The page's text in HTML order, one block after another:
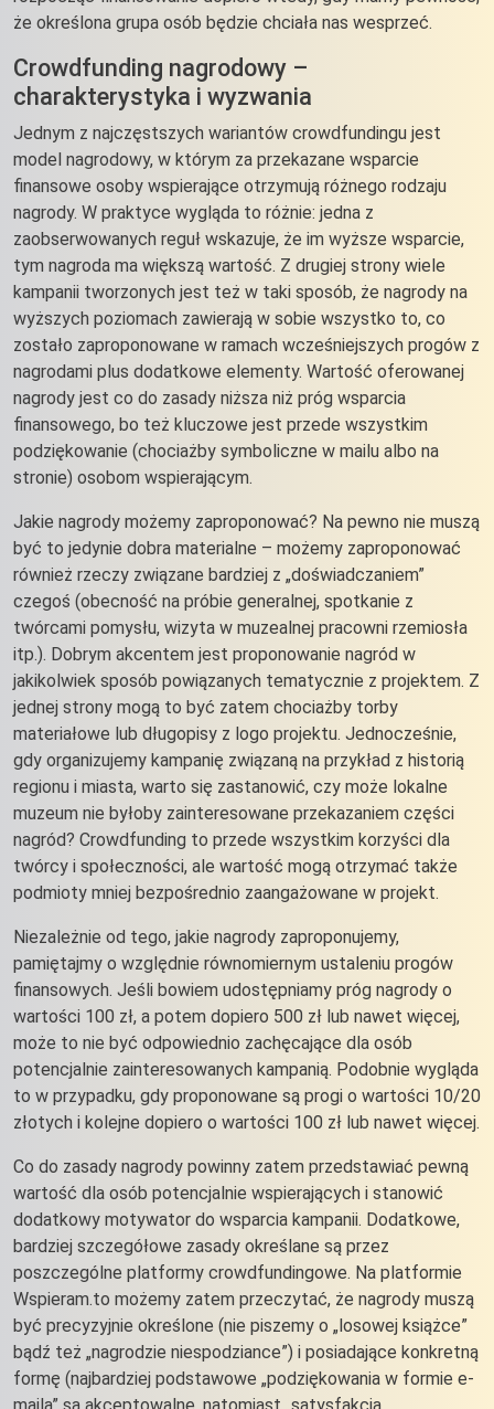
że określona grupa osób będzie chciała nas wesprzeć.
Crowdfunding nagrodowy –
charakterystyka i wyzwania
Jednym z najczęstszych wariantów crowdfundingu jest
model nagrodowy, w którym za przekazane wsparcie
finansowe osoby wspierające otrzymują różnego rodzaju
nagrody. W praktyce wygląda to różnie: jedna z
zaobserwowanych reguł wskazuje, że im wyższe wsparcie,
tym nagroda ma większą wartość. Z drugiej strony wiele
kampanii tworzonych jest też w taki sposób, że nagrody na
wyższych poziomach zawierają w sobie wszystko to, co
zostało zaproponowane w ramach wcześniejszych progów z
nagrodami plus dodatkowe elementy. Wartość oferowanej
nagrody jest co do zasady niższa niż próg wsparcia
finansowego, bo też kluczowe jest przede wszystkim
podziękowanie (chociażby symboliczne w mailu albo na
stronie) osobom wspierającym.
Jakie nagrody możemy zaproponować? Na pewno nie muszą
być to jedynie dobra materialne – możemy zaproponować
również rzeczy związane bardziej z „doświadczaniem”
czegoś (obecność na próbie generalnej, spotkanie z
twórcami pomysłu, wizyta w muzealnej pracowni rzemiosła
itp.). Dobrym akcentem jest proponowanie nagród w
jakikolwiek sposób powiązanych tematycznie z projektem. Z
jednej strony mogą to być zatem chociażby torby
materiałowe lub długopisy z logo projektu. Jednocześnie,
gdy organizujemy kampanię związaną na przykład z historią
regionu i miasta, warto się zastanowić, czy może lokalne
muzeum nie byłoby zainteresowane przekazaniem części
nagród? Crowdfunding to przede wszystkim korzyści dla
twórcy i społeczności, ale wartość mogą otrzymać także
podmioty mniej bezpośrednio zaangażowane w projekt.
Niezależnie od tego, jakie nagrody zaproponujemy,
pamiętajmy o względnie równomiernym ustaleniu progów
finansowych. Jeśli bowiem udostępniamy próg nagrody o
wartości 100 zł, a potem dopiero 500 zł lub nawet więcej,
może to nie być odpowiednio zachęcające dla osób
potencjalnie zainteresowanych kampanią. Podobnie wygląda
to w przypadku, gdy proponowane są progi o wartości 10/20
złotych i kolejne dopiero o wartości 100 zł lub nawet więcej.
Co do zasady nagrody powinny zatem przedstawiać pewną
wartość dla osób potencjalnie wspierających i stanowić
dodatkowy motywator do wsparcia kampanii. Dodatkowe,
bardziej szczegółowe zasady określane są przez
poszczególne platformy crowdfundingowe. Na platformie
Wspieram.to możemy zatem przeczytać, że nagrody muszą
być precyzyjnie określone (nie piszemy o „losowej książce”
bądź też „nagrodzie niespodziance”) i posiadające konkretną
formę (najbardziej podstawowe „podziękowania w formie e-